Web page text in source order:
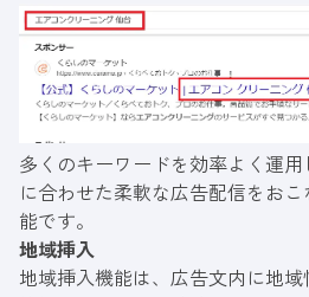
多くのキーワードを効率よく運
に合わせた柔軟な広告配信をお
能です。
地域挿入
地域挿入機能は、広告文内に地